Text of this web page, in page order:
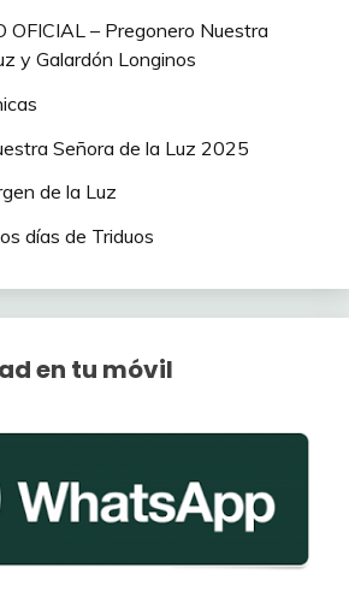
OFICIAL – Pregonero Nuestra
y Galardón Longinos
Señora de la Luz 2025
de la Luz
días de Triduos
en tu móvil